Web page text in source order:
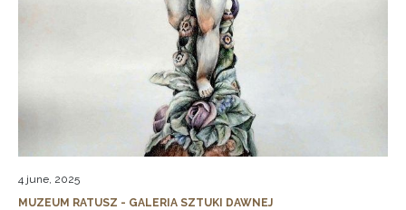
4 june, 2025
MUZEUM RATUSZ - GALERIA SZTUKI DAWNEJ